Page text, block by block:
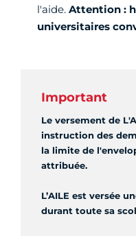
l'aide. Attention :
universitaires
Important
Le versement de
instruction des
la limite de
attribuée.
L’AILE est versée
durant toute sa